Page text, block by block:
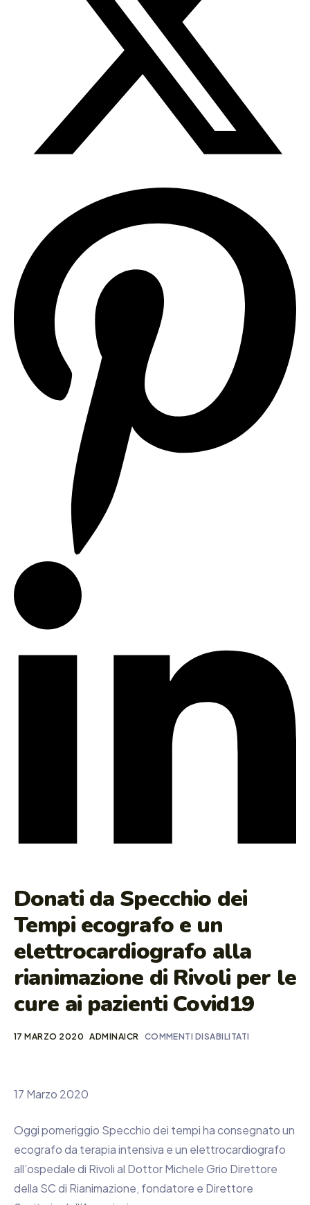
Donati da Specchio dei
Tempi ecografo e un
elettrocardiografo alla
rianimazione di Rivoli per le
cure ai pazienti Covid19
17 MARZO 2020 ADMINAICR COMMENTI DISABILITATI
17 Marzo 2020
Oggi pomeriggio Specchio dei tempi ha consegnato un
ecografo da terapia intensiva e un elettrocardiografo
all’ospedale di Rivoli al Dottor Michele Grio Direttore
della SC di Rianimazione, fondatore e Direttore